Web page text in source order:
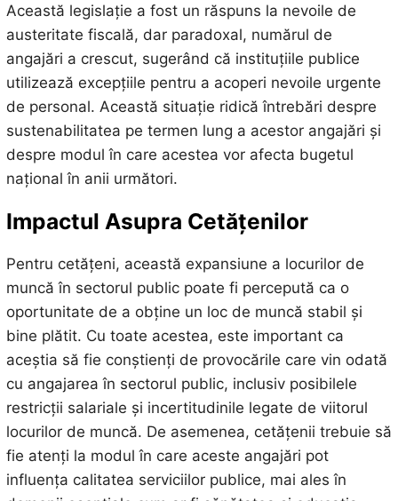
Această legislație a fost un răspuns la nevoile de
austeritate fiscală, dar paradoxal, numărul de
angajări a crescut, sugerând că instituțiile publice
utilizează excepțiile pentru a acoperi nevoile urgente
de personal. Această situație ridică întrebări despre
sustenabilitatea pe termen lung a acestor angajări și
despre modul în care acestea vor afecta bugetul
național în anii următori.
Impactul Asupra Cetățenilor
Pentru cetățeni, această expansiune a locurilor de
muncă în sectorul public poate fi percepută ca o
oportunitate de a obține un loc de muncă stabil și
bine plătit. Cu toate acestea, este important ca
aceștia să fie conștienți de provocările care vin odată
cu angajarea în sectorul public, inclusiv posibilele
restricții salariale și incertitudinile legate de viitorul
locurilor de muncă. De asemenea, cetățenii trebuie să
fie atenți la modul în care aceste angajări pot
influența calitatea serviciilor publice, mai ales în